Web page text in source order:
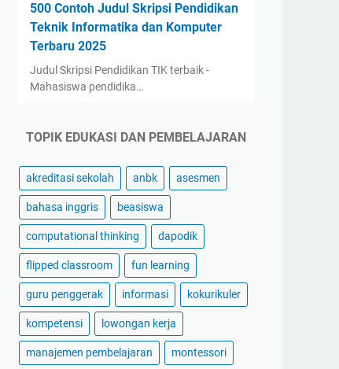
500 Contoh Judul Skripsi Pendidikan
Teknik Informatika dan Komputer
Terbaru 2025
Judul Skripsi Pendidikan TIK terbaik -
Mahasiswa pendidika…
TOPIK EDUKASI DAN PEMBELAJARAN
akreditasi sekolah anbk asesmen
bahasa inggris beasiswa
computational thinking dapodik
flipped classroom fun learning
guru penggerak informasi kokurikuler
kompetensi lowongan kerja
manajemen pembelajaran montessori